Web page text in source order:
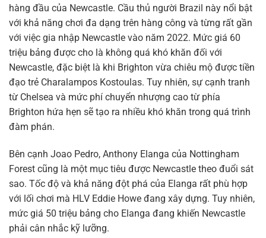
hàng đầu của Newcastle. Cầu thủ người Brazil này nổi bật
với khả năng chơi đa dạng trên hàng công và từng rất gần
với việc gia nhập Newcastle vào năm 2022. Mức giá 60
triệu bảng được cho là không quá khó khăn đối với
Newcastle, đặc biệt là khi Brighton vừa chiêu mộ được tiền
đạo trẻ Charalampos Kostoulas. Tuy nhiên, sự cạnh tranh
từ Chelsea và mức phí chuyển nhượng cao từ phía
Brighton hứa hẹn sẽ tạo ra nhiều khó khăn trong quá trình
đàm phán.
Bên cạnh Joao Pedro, Anthony Elanga của Nottingham
Forest cũng là một mục tiêu được Newcastle theo đuổi sát
sao. Tốc độ và khả năng đột phá của Elanga rất phù hợp
với lối chơi mà HLV Eddie Howe đang xây dựng. Tuy nhiên,
mức giá 50 triệu bảng cho Elanga đang khiến Newcastle
phải cân nhắc kỹ lưỡng.